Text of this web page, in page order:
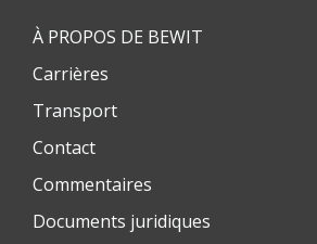
À PROPOS DE BEWIT
Carrières
Transport
Contact
Commentaires
Documents juridiques